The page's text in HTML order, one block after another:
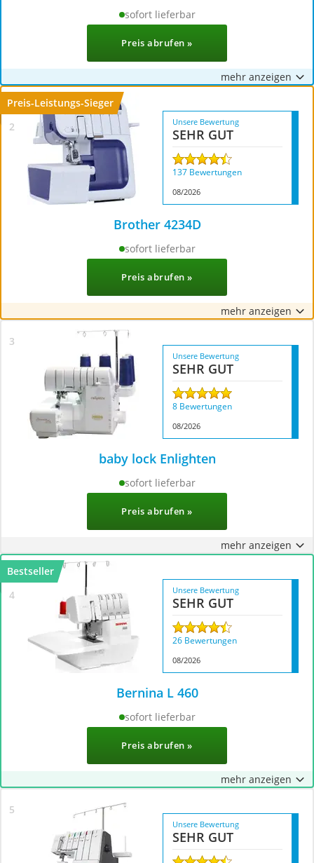
Service
sofort lieferbar
Preis abrufen »
mehr anzeigen
Preis-Leistungs-Sieger
Unsere Bewertung
SEHR GUT
137 Bewertungen
08/2026
Brother 4234D
sofort lieferbar
Preis abrufen »
mehr anzeigen
Unsere Bewertung
SEHR GUT
8 Bewertungen
08/2026
baby lock Enlighten
sofort lieferbar
Preis abrufen »
mehr anzeigen
Bestseller
Unsere Bewertung
SEHR GUT
26 Bewertungen
08/2026
Bernina L 460
sofort lieferbar
Preis abrufen »
mehr anzeigen
Unsere Bewertung
SEHR GUT